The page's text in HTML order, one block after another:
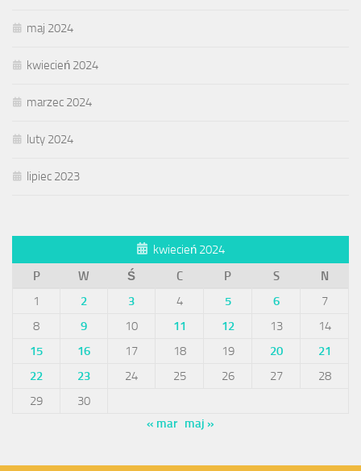
maj 2024
kwiecień 2024
marzec 2024
luty 2024
lipiec 2023
kwiecień 2024
P
W Ś C P S
N
1
2 3 4 5 6
7
8
9 10 11 12 13
14
15
16 17 18 19 20
21
22
23 24 25 26 27
28
29
30
« mar maj »